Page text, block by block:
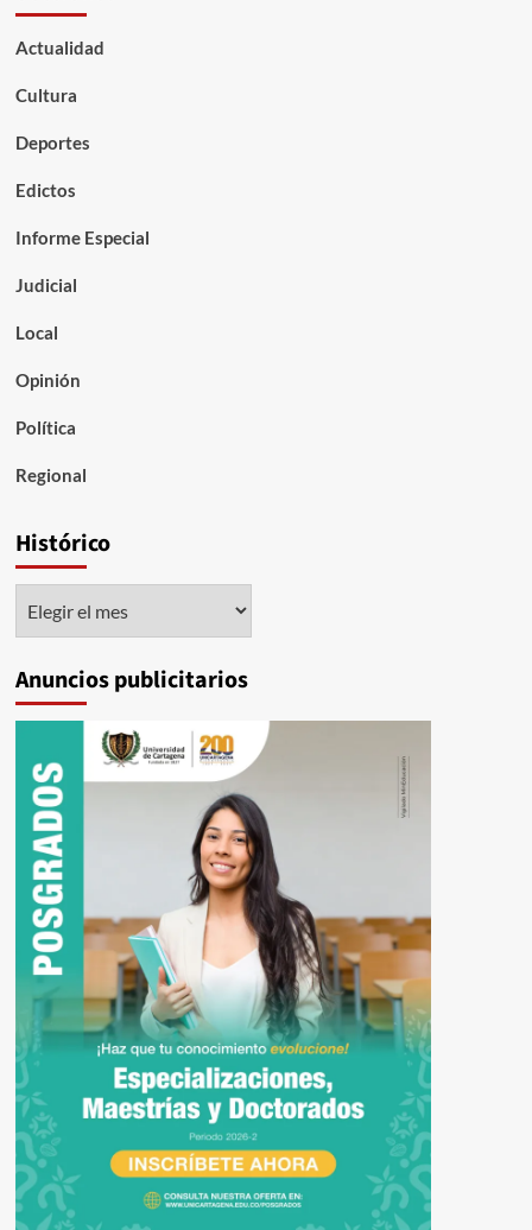
Actualidad
Cultura
Deportes
Edictos
Informe Especial
Judicial
Local
Opinión
Política
Regional
Histórico
Anuncios publicitarios